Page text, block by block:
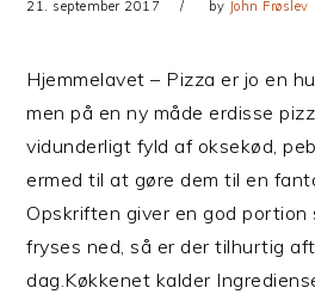
21. september 2017 by John Frøslev
Hjemmelavet – Pizza er jo en
men på en ny måde erdisse
vidunderligt fyld af oksekød,
ermed til at gøre dem til en
Opskriften giver en god portion
fryses ned, så er der tilhurtig
dag.Køkkenet kalder